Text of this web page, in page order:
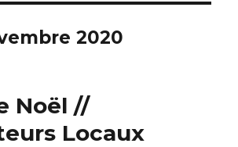
2020
Noël //
Locaux